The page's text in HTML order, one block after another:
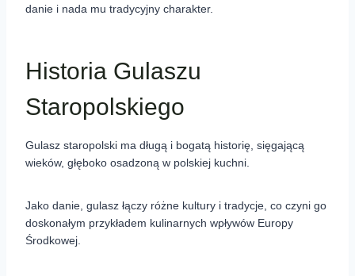
danie i nada mu tradycyjny charakter.
Historia Gulaszu
Staropolskiego
Gulasz staropolski ma długą i bogatą historię, sięgającą
wieków, głęboko osadzoną w polskiej kuchni.
Jako danie, gulasz łączy różne kultury i tradycje, co czyni go
doskonałym przykładem kulinarnych wpływów Europy
Środkowej.